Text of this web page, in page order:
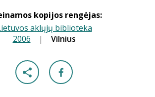
kopijos rengėjas:
aklųjų biblioteka
2006 | Vilnius